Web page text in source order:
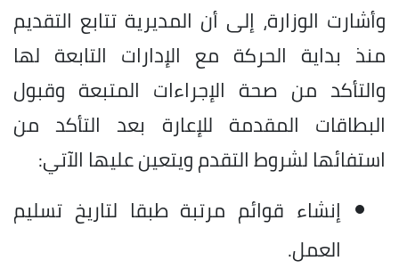
وأشارت الوزارة، إلى أن المديرية تتابع التقديم
منذ بداية الحركة مع الإدارات التابعة لها
والتأكد من صحة الإجراءات المتبعة وقبول
البطاقات المقدمة للإعارة بعد التأكد من
استفائها لشروط التقدم ويتعين عليها الآتي:
إنشاء قوائم مرتبة طبقا لتاريخ تسليم
العمل.